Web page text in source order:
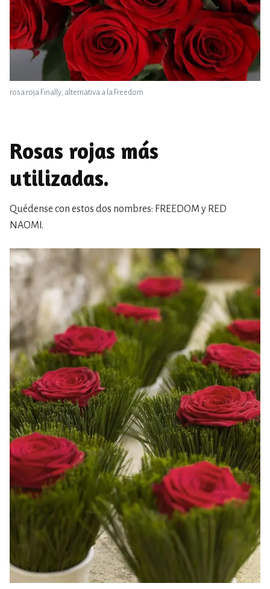
rosa roja Finally, alternativa a la Freedom
Rosas rojas más
utilizadas.
Quédense con estos dos nombres: FREEDOM y RED
NAOMI.